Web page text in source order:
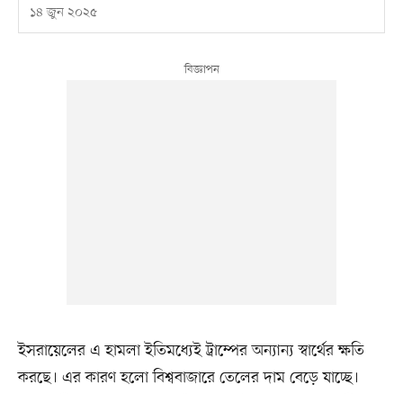
১৪ জুন ২০২৫
ইসরায়েলের এ হামলা ইতিমধ্যেই ট্রাম্পের অন্যান্য স্বার্থের ক্ষতি
করছে। এর কারণ হলো বিশ্ববাজারে তেলের দাম বেড়ে যাচ্ছে।